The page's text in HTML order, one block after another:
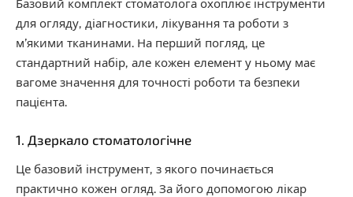
Базовий комплект стоматолога охоплює інструменти
для огляду, діагностики, лікування та роботи з
м’якими тканинами. На перший погляд, це
стандартний набір, але кожен елемент у ньому має
вагоме значення для точності роботи та безпеки
пацієнта.
1. Дзеркало стоматологічне
Це базовий інструмент, з якого починається
практично кожен огляд. За його допомогою лікар